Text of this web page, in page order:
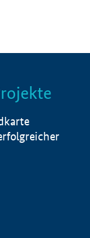
Info